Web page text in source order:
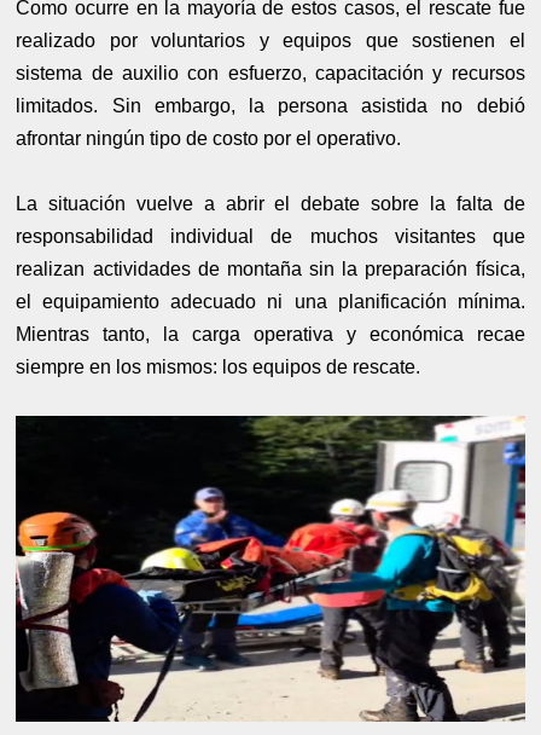
Como ocurre en la mayoría de estos casos, el rescate fue
realizado por voluntarios y equipos que sostienen el
sistema de auxilio con esfuerzo, capacitación y recursos
limitados. Sin embargo, la persona asistida no debió
afrontar ningún tipo de costo por el operativo.
La situación vuelve a abrir el debate sobre la falta de
responsabilidad individual de muchos visitantes que
realizan actividades de montaña sin la preparación física,
el equipamiento adecuado ni una planificación mínima.
Mientras tanto, la carga operativa y económica recae
siempre en los mismos: los equipos de rescate.